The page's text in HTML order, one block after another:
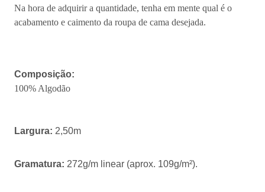
Na hora de adquirir a quantidade, tenha em mente qual é o
acabamento e caimento da roupa de cama desejada.
Composição:
100% Algodão
Largura: 2,50m
Gramatura: 272g/m linear (aprox. 109g/m²).